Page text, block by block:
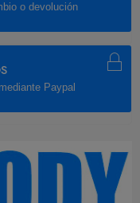
o devolución
Paypal